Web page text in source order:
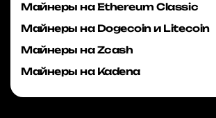
Майнеры на Ethereum Classic
Майнеры на Dogecoin и Litecoin
Майнеры на Zcash
Майнеры на Kadena